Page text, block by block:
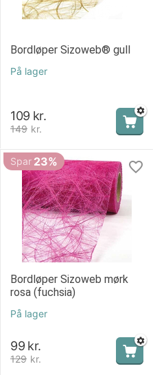
Bordløper Sizoweb® gull
På lager
149 kr.
109 kr.
Spar 23%
Bordløper Sizoweb mørk
rosa (fuchsia)
På lager
129 kr.
99 kr.